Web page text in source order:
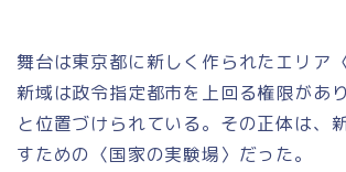
舞台は東京都に新しく作られたエリア
新域は政令指定都市を上回る権限があ
と位置づけられている。その正体は、
すための〈国家の実験場〉だった。